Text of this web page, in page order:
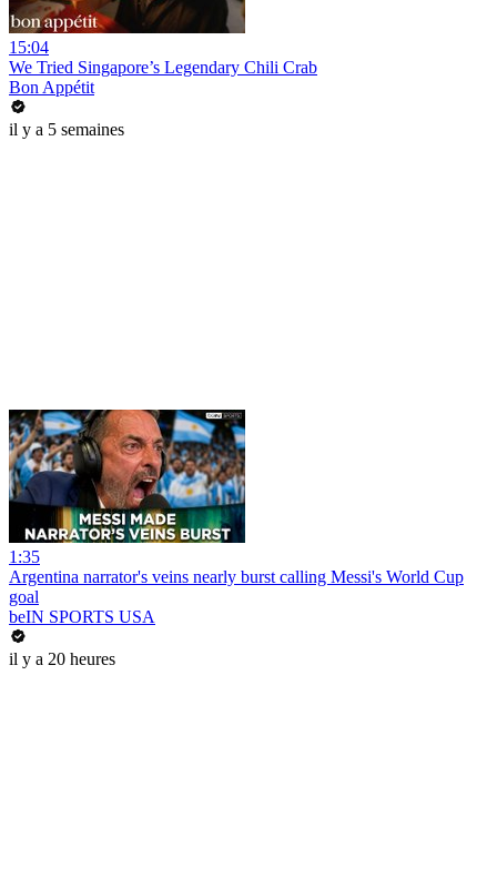
15:04
We Tried Singapore’s Legendary Chili Crab
Bon Appétit
il y a 5 semaines
1:35
Argentina narrator's veins nearly burst calling Messi's World Cup
goal
beIN SPORTS USA
il y a 20 heures